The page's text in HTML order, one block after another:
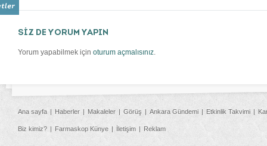
SİZ DE YORUM YAPIN
Yorum yapabilmek için oturum açmalısınız.
Ana sayfa Haberler Makaleler Görüş Ankara Gündemi Etkinlik Takvimi
Biz kimiz? Farmaskop Künye İletişim Reklam